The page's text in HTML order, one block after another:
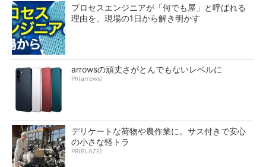
プロセスエンジニアが「何でも屋」と呼ばれる
理由を、現場の1日から解き明かす
arrowsの頑丈さがとんでもないレベルに
PR(arrows)
デリケートな荷物や農作業に。サス付きで安心
の小さな軽トラ
PR(BLAZE)